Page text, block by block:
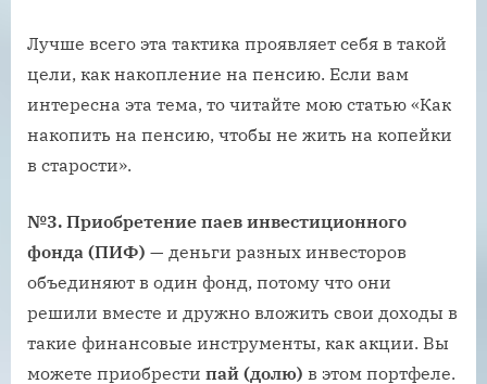
Лучше всего эта тактика проявляет себя в такой
цели, как накопление на пенсию. Если вам
интересна эта тема, то читайте мою статью «Как
накопить на пенсию, чтобы не жить на копейки
в старости».
№3. Приобретение паев инвестиционного
фонда (ПИФ) — деньги разных инвесторов
объединяют в один фонд, потому что они
решили вместе и дружно вложить свои доходы в
такие финансовые инструменты, как акции. Вы
можете приобрести пай (долю) в этом портфеле.